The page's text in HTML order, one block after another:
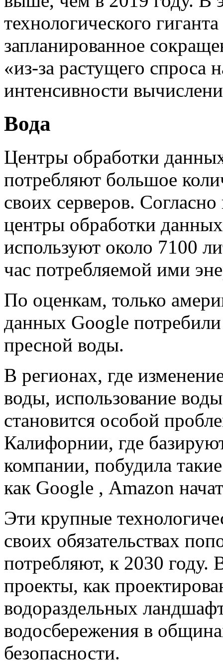
технологического
запланированное
«из-за растущего спроса
интенсивности
Вода
Центры обработки
потребляют большое
своих серверов.
центры обработки
используют около 7100
час потребляемой ими
По оценкам, только
данных Google
пресной воды.
В регионах, где
воды, использование
становится особой
Калифорнии, где
компании, побудила
как Google , Amazon
Эти крупные
своих обязательствах
потребляют, к 2030 году.
проекты, как
водораздельных
водосбережения в
безопасности.